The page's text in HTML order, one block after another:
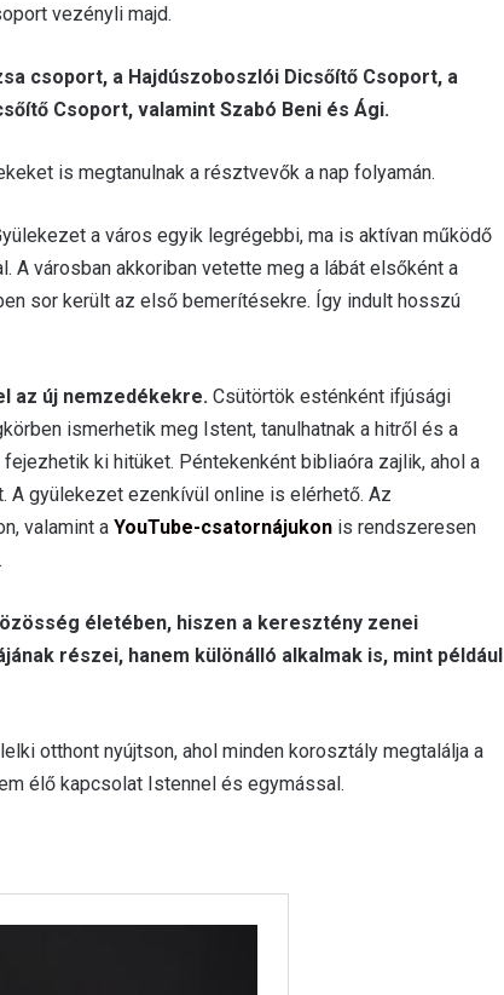
vezényli majd.
csoport, a Hajdúszoboszlói Dicsőítő Csoport, a
Csoport, valamint Szabó Beni és Ági.
is megtanulnak a résztvevők a nap folyamán.
a város egyik legrégebbi, ma is aktívan működő
városban akkoriban vetette meg a lábát elsőként a
sor került az első bemerítésekre. Így indult hosszú
az új nemzedékekre. Csütörtök esténként ifjúsági
ismerhetik meg Istent, tanulhatnak a hitről és a
ki hitüket. Péntekenként bibliaóra zajlik, ahol a
gyülekezet ezenkívül online is elérhető. Az
valamint a YouTube-csatornájukon is rendszeresen
életében, hiszen a keresztény zenei
részei, hanem különálló alkalmak is, mint például
otthont nyújtson, ahol minden korosztály megtalálja a
élő kapcsolat Istennel és egymással.